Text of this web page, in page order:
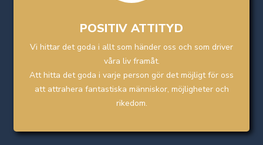
POSITIV ATTITYD
Vi hittar det goda i allt som händer oss och som driver
våra liv framåt.
Att hitta det goda i varje person gör det möjligt för oss
att attrahera fantastiska människor, möjligheter och
rikedom.